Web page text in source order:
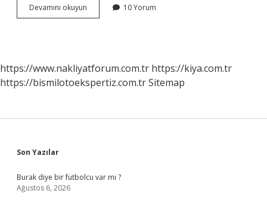
Devamını okuyun İstanbul
Gaziosmanpaşa
?
10 Yorum
https://www.nakliyatforum.com.tr https://kiya.com.tr
https://bismilotoekspertiz.com.trSitemap
Sidebar
Son Yazılar
Burak diye bir futbolcu var mı ?
Ağustos 6, 2026